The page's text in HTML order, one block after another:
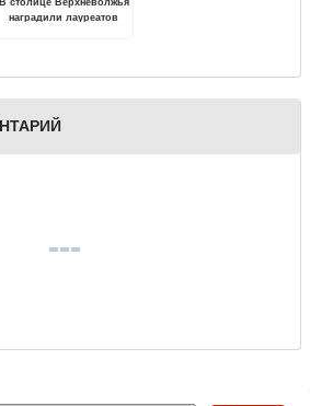
наградили лауреатов
искусства